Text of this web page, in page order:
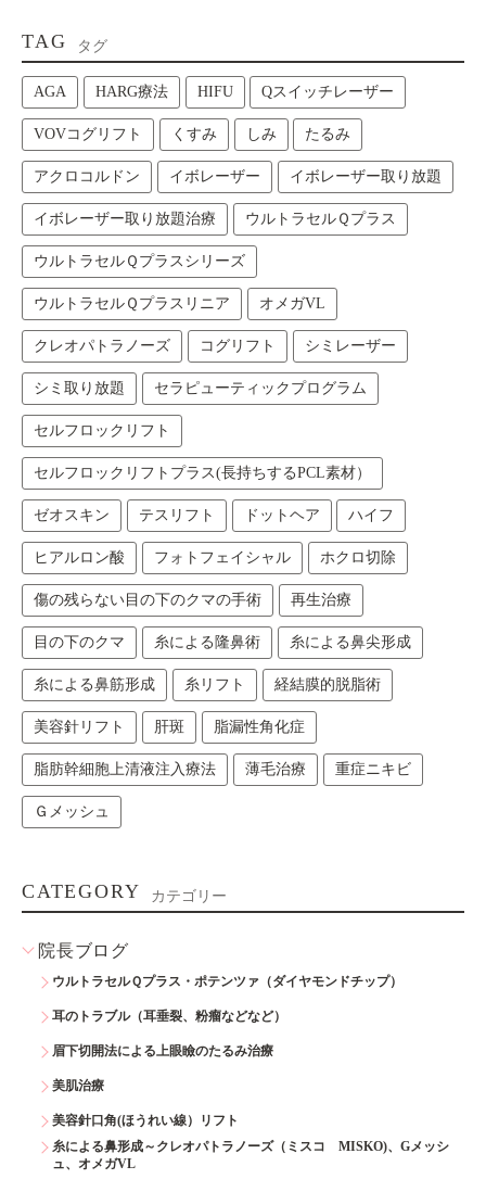
TAG タグ
AGA HARG療法 HIFU Qスイッチレーザー
VOVコグリフト くすみ しみ たるみ
アクロコルドン イボレーザー イボレーザー取り放題
イボレーザー取り放題治療 ウルトラセルＱプラス
ウルトラセルＱプラスシリーズ
ウルトラセルＱプラスリニア オメガVL
クレオパトラノーズ コグリフト シミレーザー
シミ取り放題 セラピューティックプログラム
セルフロックリフト
セルフロックリフトプラス(長持ちするPCL素材）
ゼオスキン テスリフト ドットヘア ハイフ
ヒアルロン酸 フォトフェイシャル ホクロ切除
傷の残らない目の下のクマの手術 再生治療
目の下のクマ 糸による隆鼻術 糸による鼻尖形成
糸による鼻筋形成 糸リフト 経結膜的脱脂術
美容針リフト 肝斑 脂漏性角化症
脂肪幹細胞上清液注入療法 薄毛治療 重症ニキビ
Ｇメッシュ
CATEGORY カテゴリー
院長ブログ
ウルトラセルＱプラス・ポテンツァ（ダイヤモンドチップ）
耳のトラブル（耳垂裂、粉瘤などなど）
眉下切開法による上眼瞼のたるみ治療
美肌治療
美容針口角(ほうれい線）リフト
糸による鼻形成～クレオパトラノーズ（ミスコ MISKO)、Gメッシ
ュ、オメガVL